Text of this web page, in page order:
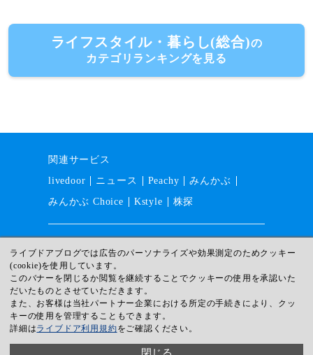
ライフスタイル・暮らし(総合)の
カテゴリランキングを見る
関連サービス
livedoor
ニュース Peachy
みんかぶ
みんかぶ Choice
Kstyle 株探
ガイドライン
プライバシー
ヘルプ
ライブドアブログでは広告のパーソナライズや効果測定のためクッキー
(cookie)を使用しています。
このバナーを閉じるか閲覧を継続することでクッキーの使用を承認いた
だいたものとさせていただきます。
また、お客様は当社パートナー企業における所定の手続きにより、クッ
キーの使用を管理することもできます。
詳細はライブドア利用規約をご確認ください。
閉じる